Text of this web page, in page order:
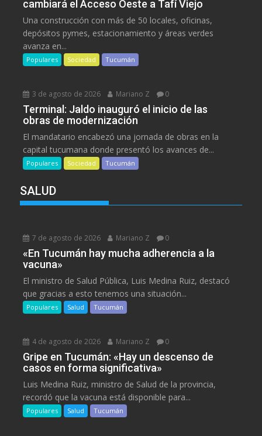
cambiará el Acceso Oeste a Tafí Viejo
Una construcción con más de 50 locales, oficinas,
depósitos pymes, estacionamiento y áreas verdes
avanza en...
Populares Sociedad Tucumán
3 de agosto de 2026 Mariano Z 0
Terminal: Jaldo inauguró el inicio de las
obras de modernización
El mandatario encabezó una jornada de obras en la
capital tucumana donde presentó los avances de...
Populares Sociedad Tucumán
SALUD
7 de agosto de 2026 Mariano Z 0
«En Tucumán hay mucha adherencia a la
vacuna»
El ministro de Salud Pública, Luis Medina Ruiz, destacó
que gracias a esto tenemos una situación...
Populares Salud Tucumán
4 de agosto de 2026 Mariano Z 0
Gripe en Tucumán: «Hay un descenso de
casos en forma significativa»
Luis Medina Ruiz, ministro de Salud de la provincia,
recordó que la vacuna está disponible para...
Populares Salud Tucumán